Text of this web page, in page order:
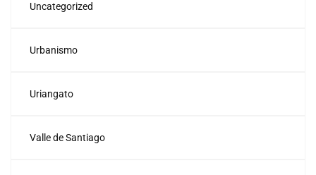
Uncategorized
Urbanismo
Uriangato
Valle de Santiago